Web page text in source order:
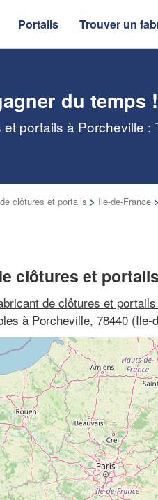
Portails Trouver un
du temps !
portails à Porcheville
clôtures et portails > Ile-de-France >
clôtures et
de clôtures et
à Porcheville, 78440 (Ile-